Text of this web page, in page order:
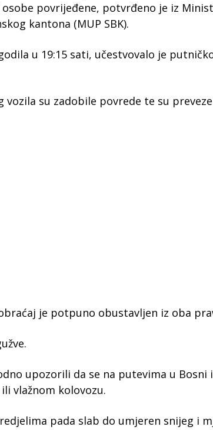
povrijeđene, potvrđeno je iz
kantona (MUP SBK).
u 19:15 sati, učestvovalo je
su zadobile povrede te su
je potpuno obustavljen iz oba
upozorili da se na putevima u Bosni
vlažnom kolovozu.
pada slab do umjeren snijeg i